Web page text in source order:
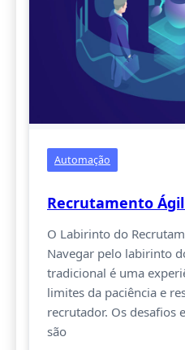
Automação
Recrutamento
O Labirinto do
Navegar pelo labirinto
tradicional é uma
limites da paciência e
recrutador. Os desafios
são